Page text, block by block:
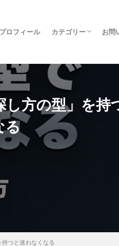
プロフィール カテゴリー お問
方の型」を持
る
つと迷わなくなる